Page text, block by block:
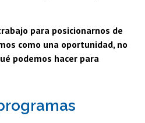
para posicionarnos de
como una oportunidad, no
podemos hacer para